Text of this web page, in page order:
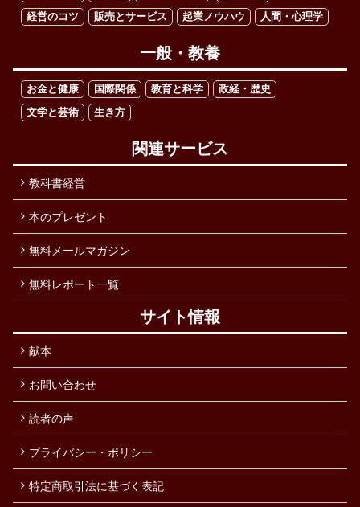
経営のコツ
販売とサービス 起業ノウハウ 人間・心理学
一般・教養
お金と健康 国際関係 教育と科学
政経・歴史
文学と芸術
生き方
関連サービス
教科書経営
本のプレゼント
無料メールマガジン
無料レポート一覧
サイト情報
献本
お問い合わせ
読者の声
プライバシー・ポリシー
特定商取引法に基づく表記